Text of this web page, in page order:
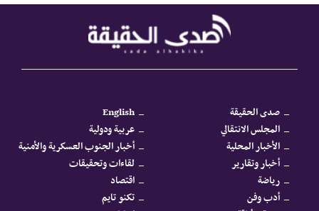
صدى الحقيقة
English
المجلس الانتقالي
عربية ودولية
الأخبار المحلية
أخبار الجنوب العسكرية والأمنية
أخبار وتقارير
لقاءات وتحقيقات
رياضة
اقتصاد
أدب وفن
تكنو تايم